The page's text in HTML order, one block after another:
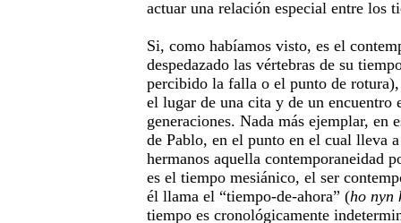
actuar una relación especial entre los
Si, como habíamos visto, es el
despedazado las vértebras de su
percibido la falla o el punto de
el lugar de una cita y de un encuentro
generaciones. Nada más ejemplar, en
de Pablo, en el punto en el cual lleva
hermanos aquella contemporaneidad
es el tiempo mesiánico, el ser
él llama el “tiempo-de-ahora” (ho nyn
tiempo es cronológicamente